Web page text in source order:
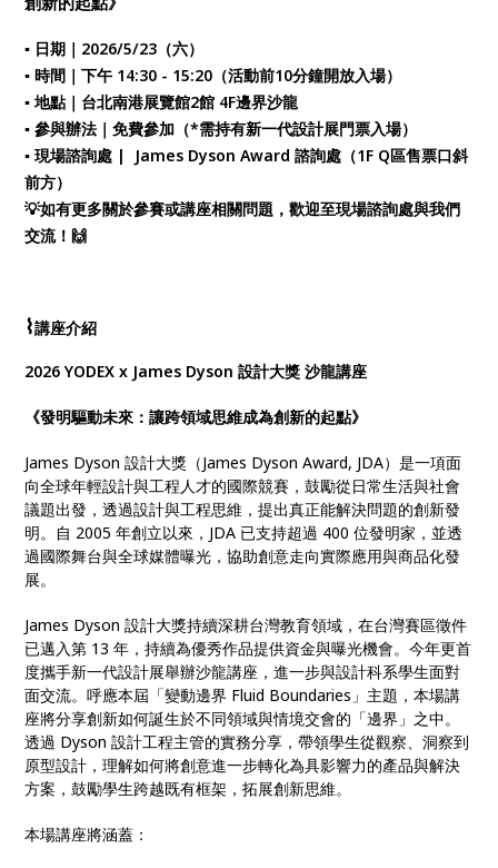
▪ 日期｜2026/5/23（六）
▪ 時間｜下午 14:30 - 15:20（活動前10分鐘開放入場）
▪ 地點｜台北南港展覽館2館 4F邊界沙龍
▪ 參與辦法｜免費參加（*需持有新一代設計展門票入場）
▪ 現場諮詢處 | James Dyson Award 諮詢處（1F Q區售票口斜
前方）
💡如有更多關於參賽或講座相關問題，歡迎至現場諮詢處與我們
交流！🙌
⌇講座介紹
2026 YODEX x James Dyson 設計大獎 沙龍講座
《發明驅動未來：讓跨領域思維成為創新的起點》
James Dyson 設計大獎（James Dyson Award, JDA）是一項面
向全球年輕設計與工程人才的國際競賽，鼓勵從日常生活與社會
議題出發，透過設計與工程思維，提出真正能解決問題的創新發
明。自 2005 年創立以來，JDA 已支持超過 400 位發明家，並透
過國際舞台與全球媒體曝光，協助創意走向實際應用與商品化發
展。
James Dyson 設計大獎持續深耕台灣教育領域，在台灣賽區徵件
已邁入第 13 年，持續為優秀作品提供資金與曝光機會。今年更首
度攜手新一代設計展舉辦沙龍講座，進一步與設計科系學生面對
面交流。呼應本屆「變動邊界 Fluid Boundaries」主題，本場講
座將分享創新如何誕生於不同領域與情境交會的「邊界」之中。
透過 Dyson 設計工程主管的實務分享，帶領學生從觀察、洞察到
原型設計，理解如何將創意進一步轉化為具影響力的產品與解決
方案，鼓勵學生跨越既有框架，拓展創新思維。
本場講座將涵蓋：